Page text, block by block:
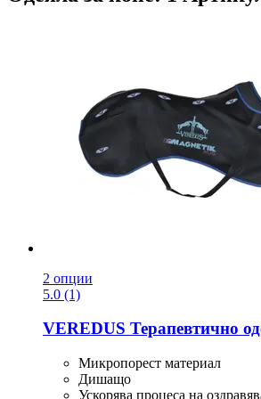
2 опции
5.0 (1)
VEREDUS Терапевтично
Микропорест материал
Дишащо
Ускорява процеса на